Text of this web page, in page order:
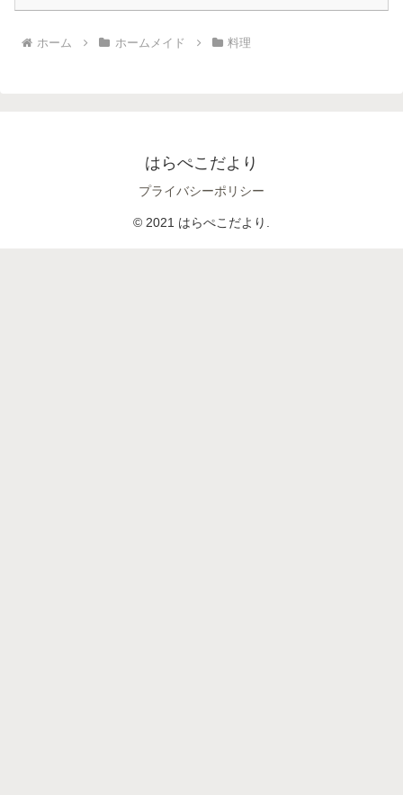
ホーム ホームメイド 料理
はらぺこだより
プライバシーポリシー
© 2021 はらぺこだより.